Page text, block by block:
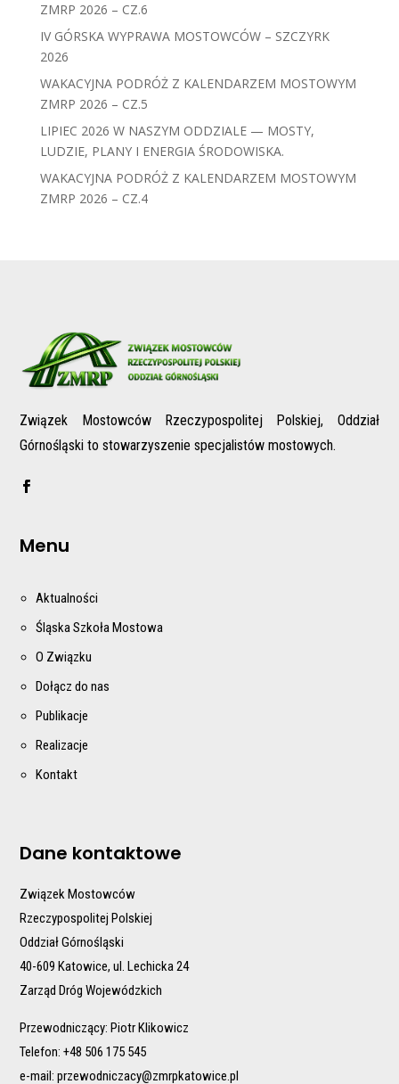
ZMRP 2026 – CZ.6
IV GÓRSKA WYPRAWA MOSTOWCÓW – SZCZYRK
2026
WAKACYJNA PODRÓŻ Z KALENDARZEM MOSTOWYM
ZMRP 2026 – CZ.5
LIPIEC 2026 W NASZYM ODDZIALE — MOSTY,
LUDZIE, PLANY I ENERGIA ŚRODOWISKA.
WAKACYJNA PODRÓŻ Z KALENDARZEM MOSTOWYM
ZMRP 2026 – CZ.4
Związek Mostowców Rzeczypospolitej Polskiej, Oddział
Górnośląski to stowarzyszenie specjalistów mostowych.
Menu
Aktualności
Śląska Szkoła Mostowa
O Związku
Dołącz do nas
Publikacje
Realizacje
Kontakt
Dane kontaktowe
Związek Mostowców
Rzeczypospolitej Polskiej
Oddział Górnośląski
40-609 Katowice, ul. Lechicka 24
Zarząd Dróg Wojewódzkich
Przewodniczący: Piotr Klikowicz
Telefon: +48 506 175 545
e-mail:przewodniczacy@zmrpkatowice.pl